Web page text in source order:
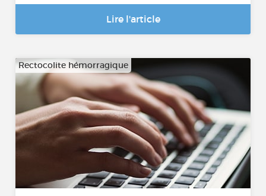
Lire l'article
Rectocolite hémorragique